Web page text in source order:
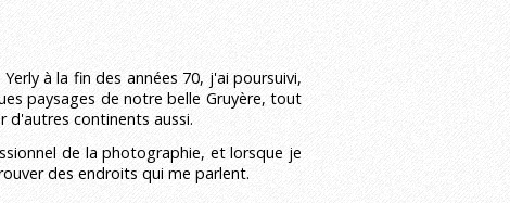
à la fin des années 70, j'ai poursuivi,
paysages de notre belle Gruyère, tout
d'autres continents aussi.
de la photographie, et lorsque je
des endroits qui me parlent.